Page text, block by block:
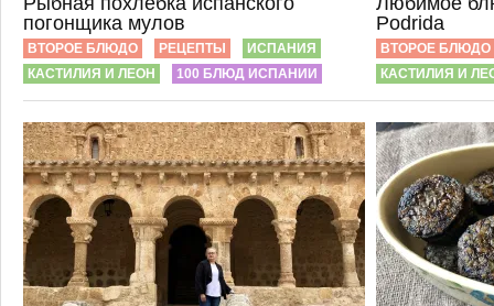
погонщика мулов
ВТОРОЕ БЛЮДО РЕЦЕПТЫ
ИСПАНИЯ
КАСТИЛИЯ И ЛЕОН
100 БЛЮД ИСПАНИИ
Podrida
ВТОРОЕ БЛЮДО
КАСТИЛИЯ И